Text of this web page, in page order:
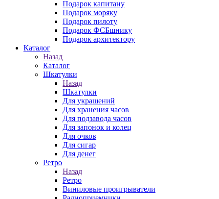
Подарок капитану
Подарок моряку
Подарок пилоту
Подарок ФСБшнику
Подарок архитектору
Каталог
Назад
Каталог
Шкатулки
Назад
Шкатулки
Для украшений
Для хранения часов
Для подзавода часов
Для запонок и колец
Для очков
Для сигар
Для денег
Ретро
Назад
Ретро
Виниловые проигрыватели